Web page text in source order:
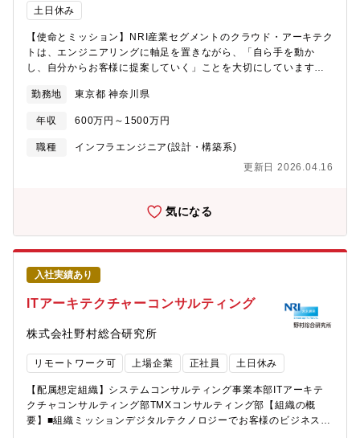
と家庭を両立がしやすい環境で、理解のある職場だと実感してい
ます。
ェクトのマネージメント業務を実施します。■案件事例・
JAL×NRI：「どこかにマイル」日本航空とNRIの共同開発によ
り、通常よりも少ないマイルで、ランダムに表示された４つの行
き先候補の「どこか」にいける国内線特典航空券サービスで、NRI
が保有する特許を元に開発されたアルゴリズムが組み込まれてい
目的として、サービスをご提供しています。・資生堂ジャパン
×NRI：スキンケアシステム「Optune（オプチューン）」
土日休み
【使命とミッション】NRI産業セグメントのクラウド・アーキテク
トは、エンジニアリングに軸足を置きながら、「自ら手を動か
し、自分からお客様に提案していく」ことを大切にしています。
様のビジネス変革にどう生かすか、という視点を持って業務に携
わっています。社内には様々な業界や高度な技術に精通したメン
バーも多く、レビューやアドバイス、時には議論を交わしなが
ら、お客様に向き合います。また、既存の方法や「当たり前」に
様の“変革”の基盤を支えるのが私たちの使命です。【発想力と想像
だけでは事足りません。私たちには、「技術力」だけではなく、
「発想力」と「創造力」も欠かせません。お客様が抱える課題を
解決するには、どんなテクノロジーを用いる必要があるか ？ これ
を柔軟に考え、最適なソリューションを組み合わせていくチカラ
が重要だと考えます。AWSを始めとした「クラウド」の分野は、
日々新たなサービスが数多くリリースされています。だからこ
そ、それぞれの特性や可能性を理解し、適切な技術を組み合わせ
て、問題解決に活かせるかどうかは、エンジニアにかかっていま
す。【具体的な業務内容】クラウドネイティブのサービスやオー
プンソースミドルウェアを組み合わせ、大規模システムを動かす
ための基盤システムを、自らも手を動かしながら構築します。ま
た、上記に加えてシステムアーキテクチャー、アプリケーション
の処理方式、マルチクラウド運用方式の設計や、基盤構築プロジ
ェクトのマネージメント業務を実施します。■案件事例・
JAL×NRI：「どこかにマイル」日本航空とNRIの共同開発によ
勤務地 東京都 神奈川県
年収 600万円～1500万円
職種
インフラエンジニア(設計・構築系)
更新日 2026.04.16
気になる
入社実績あり
ITアーキテクチャーコンサルティング
株式会社野村総合研究所
リモートワーク可 上場企業 正社員 土日休み
【配属想定組織】システムコンサルティング事業本部ITアーキテ
クチャコンサルティング部TMXコンサルティング部【組織の概
要】■組織ミッションデジタルテクノロジーでお客様のビジネスを